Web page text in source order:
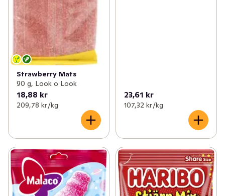
Strawberry Mats
90 g, Look o Look
18,88 kr
209,78 kr /kg
23,61 kr
107,32 kr /kg